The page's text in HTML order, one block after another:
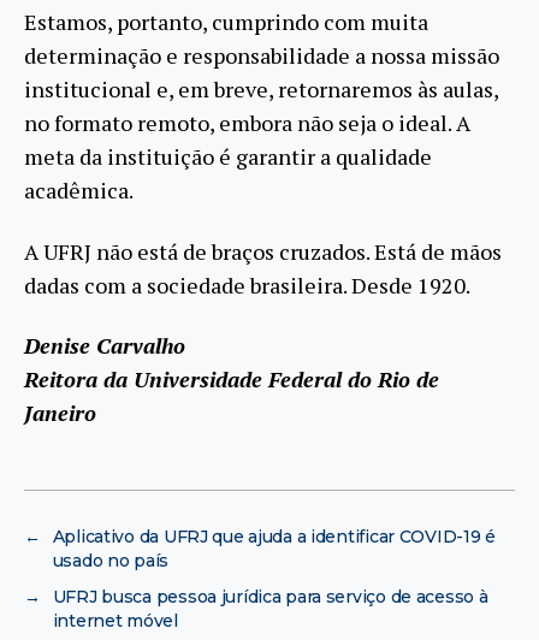
Estamos, portanto, cumprindo com muita
determinação e responsabilidade a nossa missão
institucional e, em breve, retornaremos às aulas,
no formato remoto, embora não seja o ideal. A
meta da instituição é garantir a qualidade
acadêmica.
A UFRJ não está de braços cruzados. Está de mãos
dadas com a sociedade brasileira. Desde 1920.
Denise Carvalho
Reitora da Universidade Federal do Rio de
Janeiro
←
Aplicativo da UFRJ que ajuda a identificar COVID-19 é
usado no país
→
UFRJ busca pessoa jurídica para serviço de acesso à
internet móvel